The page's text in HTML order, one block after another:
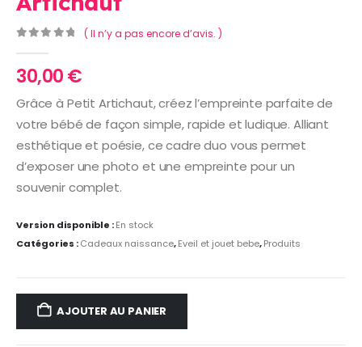
( Il n’y a pas encore d’avis. )
30,00€
Grâce à Petit Artichaut, créez l’empreinte parfaite de
votre bébé de façon simple, rapide et ludique. Alliant
esthétique et poésie, ce cadre duo vous permet
d’exposer une photo et une empreinte pour un
souvenir complet.
Version disponible :En stock
Catégories :Cadeaux naissance,Eveil et jouet bebe,Produits
AJOUTER AU PANIER